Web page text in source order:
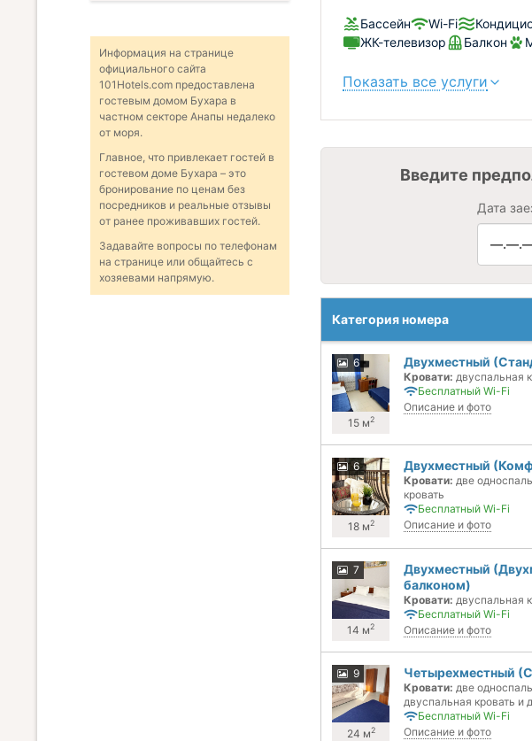
Бассейн Wi-Fi
ЖК-телевизор
Балкон
Показать все услуги
Введите
Дата
Категория номера
6
15 м2
Двухместный
Кровати: двуспальная
Бесплатный Wi-Fi
Описание и фото
6
18 м2
Двухместный
Кровати: две
кровать
Бесплатный Wi-Fi
Описание и фото
7
14 м2
Двухместный
балконом)
Кровати: двуспальная
Бесплатный Wi-Fi
Описание и фото
9
24 м2
Четырехместный
Кровати: две
двуспальная кровать и
Бесплатный Wi-Fi
Описание и фото
Информация на странице
официального сайта
101Hotels.com предоставлена
гостевым домом Бухара в
частном секторе Анапы недалеко
от моря.
Главное, что привлекает гостей в
гостевом доме Бухара – это
бронирование по ценам без
посредников и реальные отзывы
от ранее проживавших гостей.
Задавайте вопросы по телефонам
на странице или общайтесь с
хозяевами напрямую.